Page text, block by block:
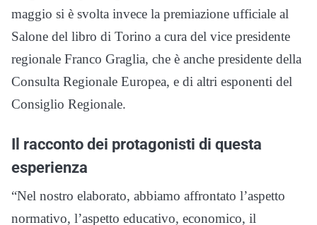
maggio si è svolta invece la premiazione ufficiale al
Salone del libro di Torino a cura del vice presidente
regionale Franco Graglia, che è anche presidente della
Consulta Regionale Europea, e di altri esponenti del
Consiglio Regionale.
Il racconto dei protagonisti di questa
esperienza
“Nel nostro elaborato, abbiamo affrontato l’aspetto
normativo, l’aspetto educativo, economico, il